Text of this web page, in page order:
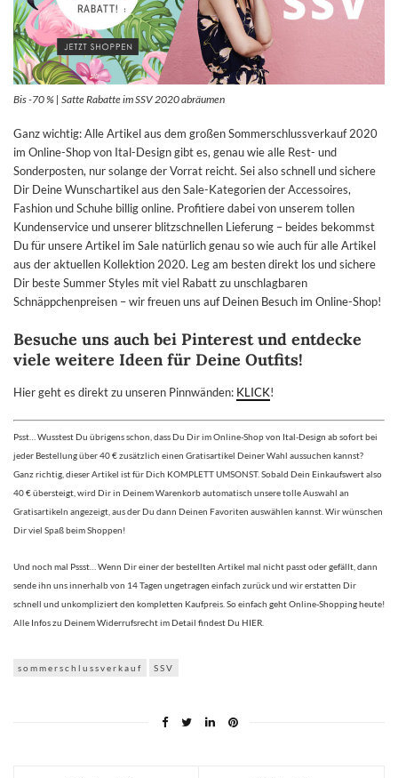
Bis -70 % | Satte Rabatte im SSV 2020 abräumen
Ganz wichtig: Alle Artikel aus dem großen Sommerschlussverkauf 2020
im Online-Shop von Ital-Design gibt es, genau wie alle Rest- und
Sonderposten, nur solange der Vorrat reicht. Sei also schnell und sichere
Dir Deine Wunschartikel aus den Sale-Kategorien der Accessoires,
Fashion und Schuhe billig online. Profitiere dabei von unserem tollen
Kundenservice und unserer blitzschnellen Lieferung – beides bekommst
Du für unsere Artikel im Sale natürlich genau so wie auch für alle Artikel
aus der aktuellen Kollektion 2020. Leg am besten direkt los und sichere
Dir beste Summer Styles mit viel Rabatt zu unschlagbaren
Schnäppchenpreisen – wir freuen uns auf Deinen Besuch im Online-Shop!
Besuche uns auch bei Pinterest und entdecke
viele weitere Ideen für Deine Outfits!
Hier geht es direkt zu unseren Pinnwänden: KLICK!
Psst… Wusstest Du übrigens schon, dass Du Dir im Online-Shop von Ital-Design ab sofort bei
jeder Bestellung über 40 € zusätzlich einen Gratisartikel Deiner Wahl aussuchen kannst?
Ganz richtig, dieser Artikel ist für Dich KOMPLETT UMSONST. Sobald Dein Einkaufswert also
40 € übersteigt, wird Dir in Deinem Warenkorb automatisch unsere tolle Auswahl an
Gratisartikeln angezeigt, aus der Du dann Deinen Favoriten auswählen kannst. Wir wünschen
Dir viel Spaß beim Shoppen!
Und noch mal Pssst… Wenn Dir einer der bestellten Artikel mal nicht passt oder gefällt, dann
sende ihn uns innerhalb von 14 Tagen ungetragen einfach zurück und wir erstatten Dir
schnell und unkompliziert den kompletten Kaufpreis. So einfach geht Online-Shopping heute!
Alle Infos zu Deinem Widerrufsrecht im Detail findest Du HIER.
sommerschlussverkauf SSV